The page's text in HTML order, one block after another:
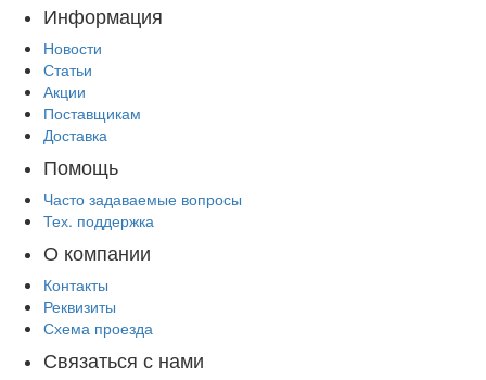
Информация
Новости
Статьи
Акции
Поставщикам
Доставка
Помощь
Часто задаваемые вопросы
Тех. поддержка
О компании
Контакты
Реквизиты
Схема проезда
Связаться с нами